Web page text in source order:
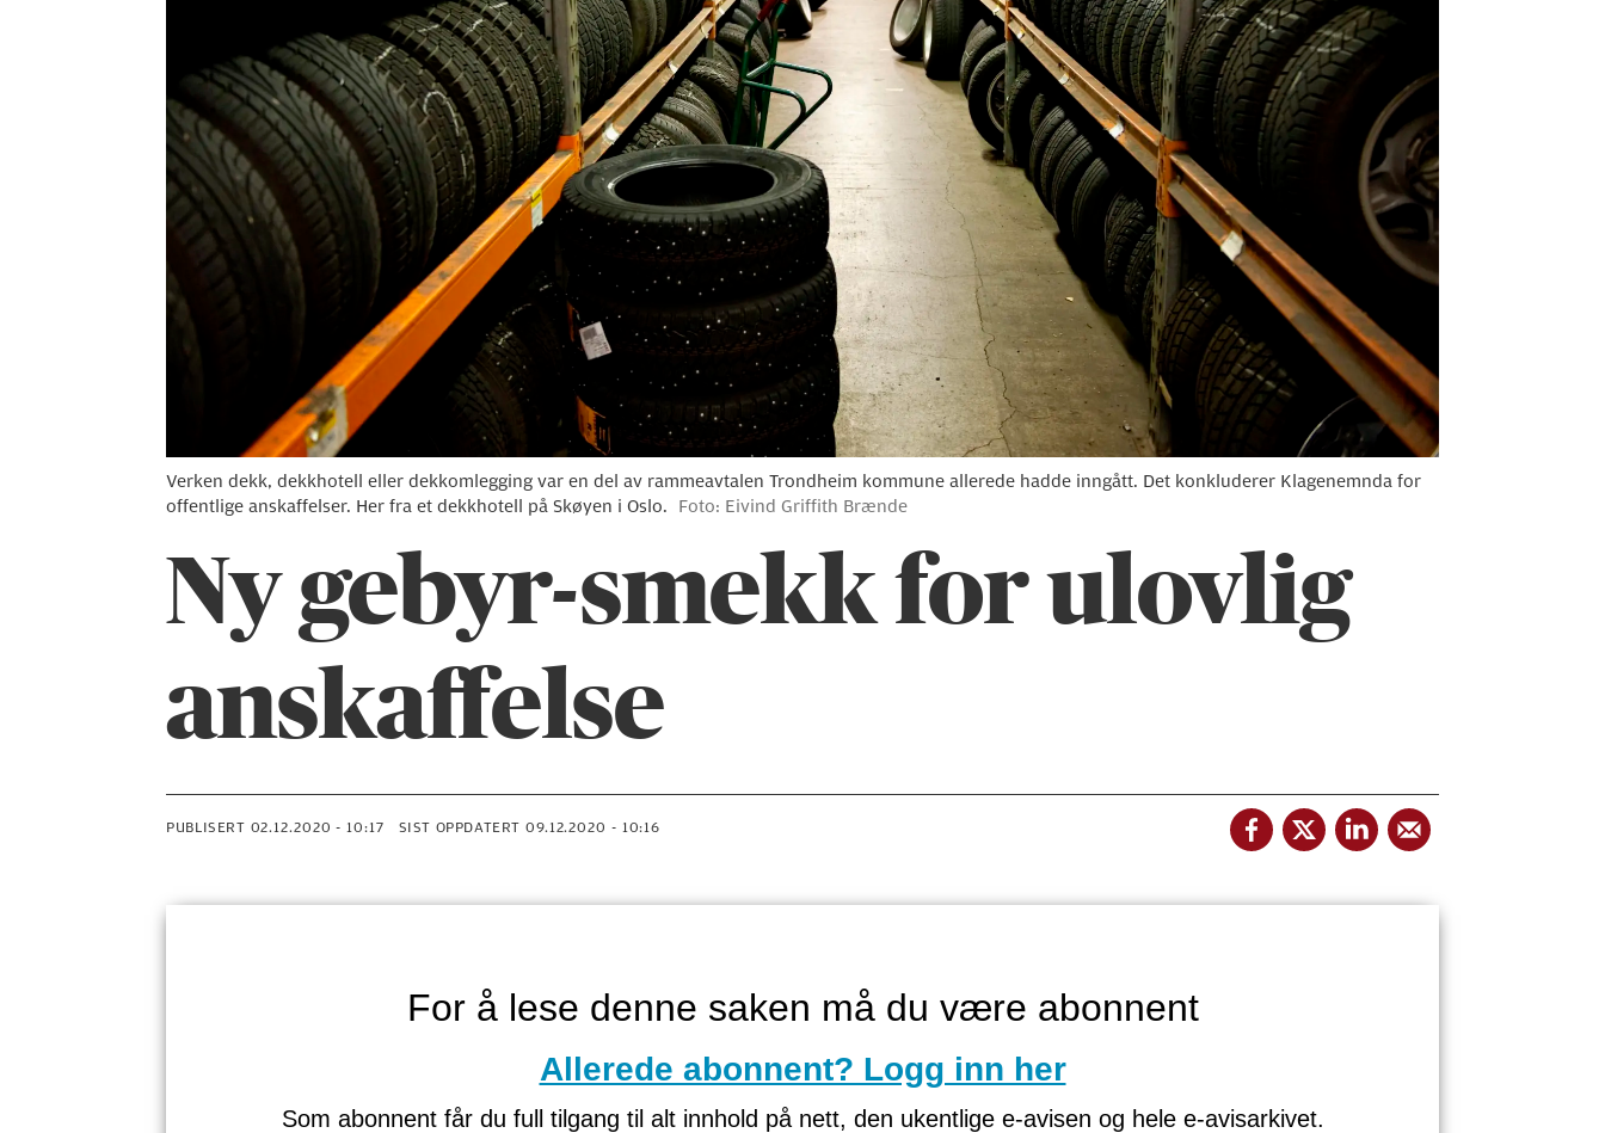
Verken dekk, dekkhotell eller dekkomlegging var en del av rammeavtalen Trondheim kommune allerede hadde inngått. Det konkluderer Klagenemnda for
offentlige anskaffelser. Her fra et dekkhotell på Skøyen i Oslo.
Foto: Eivind Griffith Brænde
Ny gebyr-smekk for ulovlig
anskaffelse
PUBLISERT 02.12.2020 - 10:17 SIST OPPDATERT 09.12.2020 - 10:16
For å lese denne saken må du være abonnent
Allerede abonnent? Logg inn her
Som abonnent får du full tilgang til alt innhold på nett, den ukentlige e-avisen og hele e-avisarkivet.